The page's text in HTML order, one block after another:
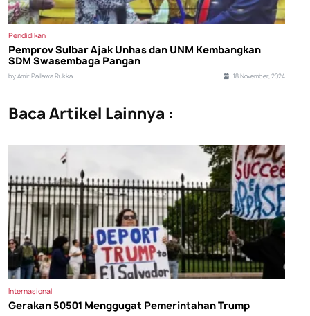
Pendidikan
Pemprov Sulbar Ajak Unhas dan UNM Kembangkan
SDM Swasembaga Pangan
by Amir Pallawa Rukka 18 November, 2024
Baca Artikel Lainnya :
Internasional
Gerakan 50501 Menggugat Pemerintahan Trump